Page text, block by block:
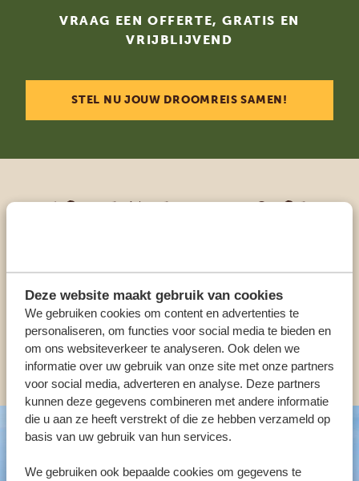
Deze website maakt gebruik van cookies
We gebruiken cookies om content en advertenties te
personaliseren, om functies voor social media te bieden en
om ons websiteverkeer te analyseren. Ook delen we
informatie over uw gebruik van onze site met onze partners
voor social media, adverteren en analyse. Deze partners
kunnen deze gegevens combineren met andere informatie
die u aan ze heeft verstrekt of die ze hebben verzameld op
basis van uw gebruik van hun services.
We gebruiken ook bepaalde cookies om gegevens te
VRAAG EEN OFFERTE, GRATIS EN
VRIJBLIJVEND
STEL NU JOUW DROOMREIS SAMEN!
Praat met een expert
NL:+31 174 35 2016
ANDERE LANDEN